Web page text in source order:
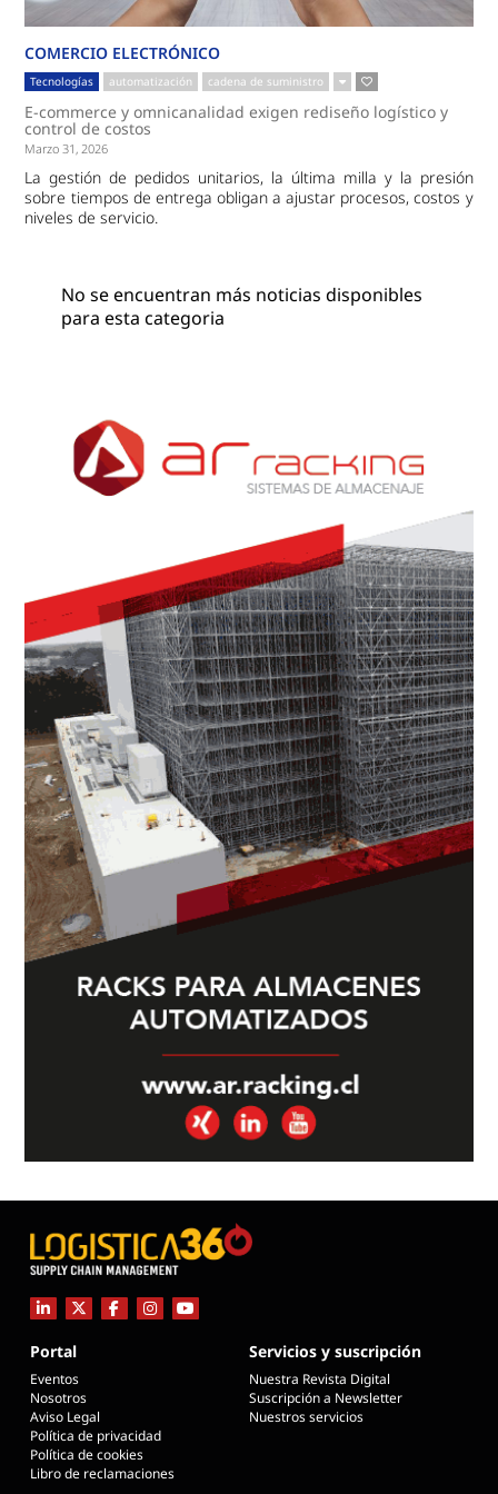
COMERCIO ELECTRÓNICO
Tecnologías automatización cadena de suministro
E-commerce y omnicanalidad exigen rediseño logístico y
control de costos
Marzo 31, 2026
La gestión de pedidos unitarios, la última milla y la presión
sobre tiempos de entrega obligan a ajustar procesos, costos y
niveles de servicio.
No se encuentran más noticias disponibles
para esta categoria
Portal
Eventos
Nosotros
Aviso Legal
Política de privacidad
Política de cookies
Libro de reclamaciones
Servicios y suscripción
Nuestra Revista Digital
Suscripción a Newsletter
Nuestros servicios